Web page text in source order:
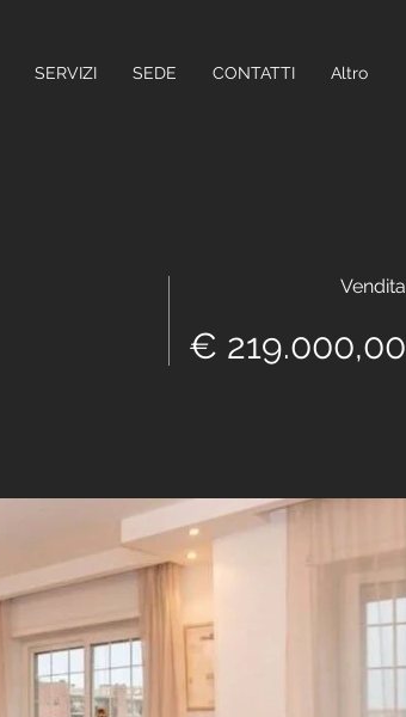
SERVIZI SEDE CONTATTI Altro
Vendita
€ 219.000,00